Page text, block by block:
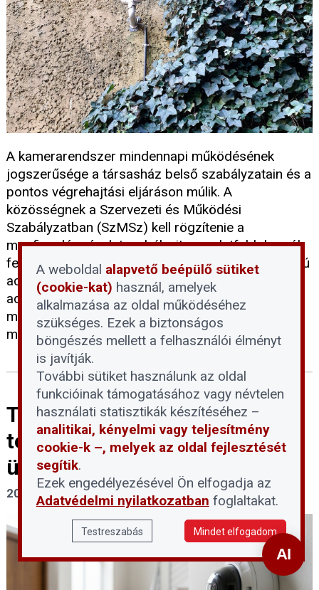
A kamerarendszer mindennapi működésének
jogszerűsége a társasház belső szabályzatain és a
pontos végrehajtási eljáráson múlik. A
közösségnek a Szervezeti és Működési
Szabályzatban (SzMSz) kell rögzítenie a
megfigyelés részletszabályait, az adatfeldolgozók
feladatait, valamint a felvételek kikérésének szigorú
adminisztratív menetét. Az alábbi olvasói kérdésre
adott szakértői útmutató a gyakorlati
megvalósításhoz, a belső szabályzatok
módosításához nyújt támpontokat.
Társasházi kamerarendszerek
telepítésének és
üzemeltetésének feltételei
2026. május 18.
A weboldal alapvető beépülő sütiket
(cookie-kat) használ, amelyek
alkalmazása az oldal működéséhez
szükséges. Ezek a biztonságos
böngészés mellett a felhasználói élményt
is javítják.
További sütiket használunk az oldal
funkcióinak támogatásához vagy névtelen
használati statisztikák készítéséhez –
analitikai, kényelmi vagy teljesítmény
cookie-k –, melyek az oldal fejlesztését
segítik.
Ezek engedélyezésével Ön elfogadja az
Adatvédelmi nyilatkozatban foglaltakat.
Testreszabás Mindet elfogadom